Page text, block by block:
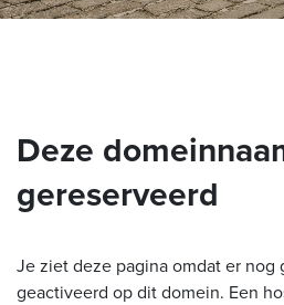
Deze
gereserveerd
Je ziet deze pagina omdat er nog
geactiveerd op dit domein. Een